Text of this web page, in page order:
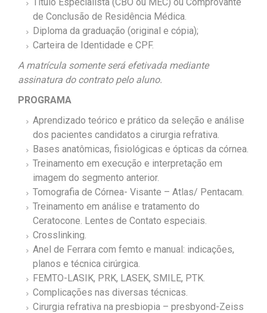
de Conclusão de Residência Médica.
Diploma da graduação (original e cópia);
Carteira de Identidade e CPF.
A matrícula somente será efetivada mediante
assinatura do contrato pelo aluno.
PROGRAMA
Aprendizado teórico e prático da seleção e análise
dos pacientes candidatos a cirurgia refrativa.
Bases anatômicas, fisiológicas e ópticas da córnea.
Treinamento em execução e interpretação em
imagem do segmento anterior.
Tomografia de Córnea- Visante – Atlas/ Pentacam.
Treinamento em análise e tratamento do
Ceratocone. Lentes de Contato especiais.
Crosslinking.
Anel de Ferrara com femto e manual: indicações,
planos e técnica cirúrgica.
FEMTO-LASIK, PRK, LASEK, SMILE, PTK.
Complicações nas diversas técnicas.
Cirurgia refrativa na presbiopia – presbyond-Zeiss